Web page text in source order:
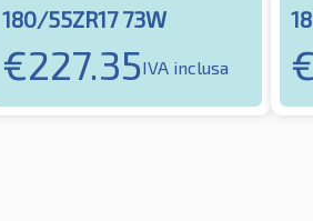
180/55ZR17 73W
€227.35IVA inclusa €